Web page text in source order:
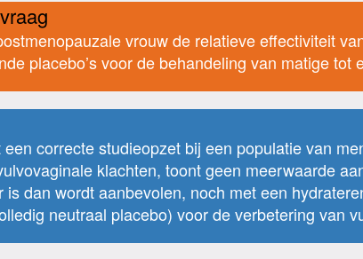
vrouw de relatieve effectiviteit
placebo’s voor de behandeling van matige tot
correcte studieopzet bij een populatie van
klachten, toont geen meerwaarde
is dan wordt aanbevolen, noch met een
neutraal placebo) voor de verbetering van